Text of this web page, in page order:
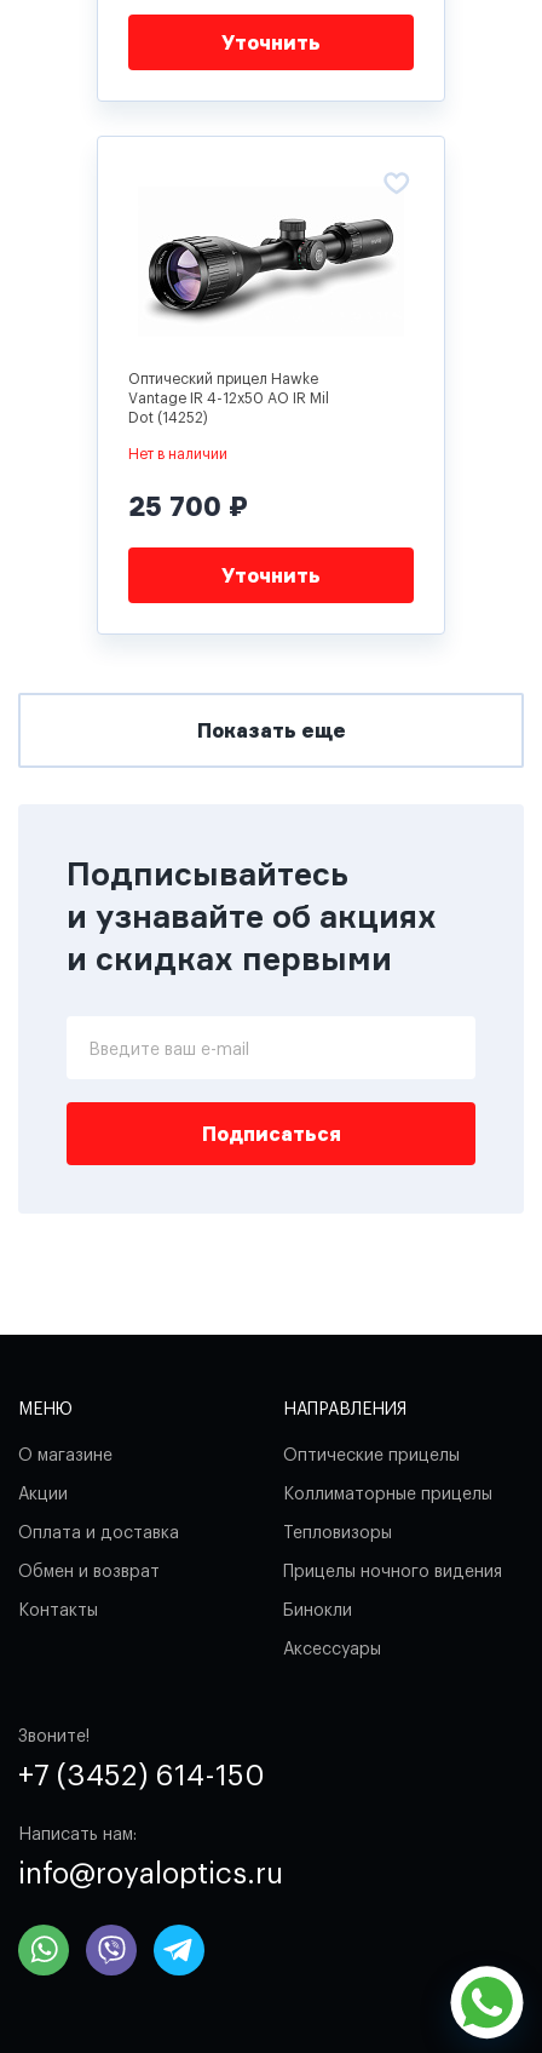
Уточнить
Оптический прицел Hawke
Vantage IR 4-12x50 AO IR Mil
Dot (14252)
Нет в наличии
25 700 ₽
Уточнить
Показать еще
Подписывайтесь
и узнавайте об акциях
и скидках первыми
Введите ваш e-mail
Подписаться
МЕНЮ
О магазине
Акции
Оплата и доставка
Обмен и возврат
Контакты
НАПРАВЛЕНИЯ
Оптические прицелы
Коллиматорные прицелы
Тепловизоры
Прицелы ночного видения
Бинокли
Аксессуары
Звоните!
+7 (3452) 614-150
Написать нам:
info@royaloptics.ru